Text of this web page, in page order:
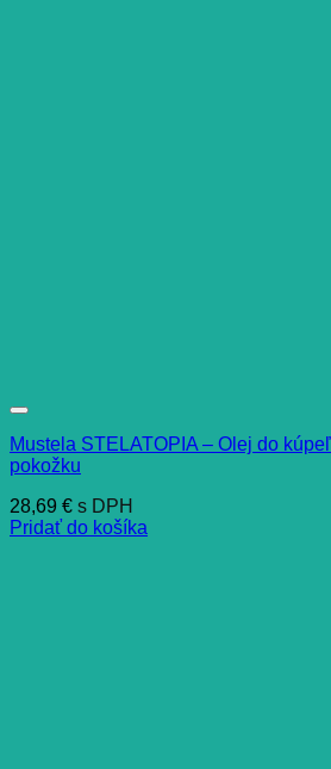
Mustela STELATOPIA – Olej do
pokožku
28,69 € s DPH
Pridať do košíka